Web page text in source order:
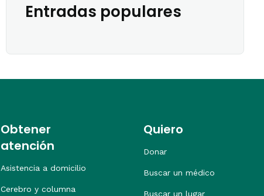
Entradas populares
Obtener
atención
Asistencia a domicilio
Cerebro y columna
Quiero
Donar
Buscar un médico
Buscar un lugar